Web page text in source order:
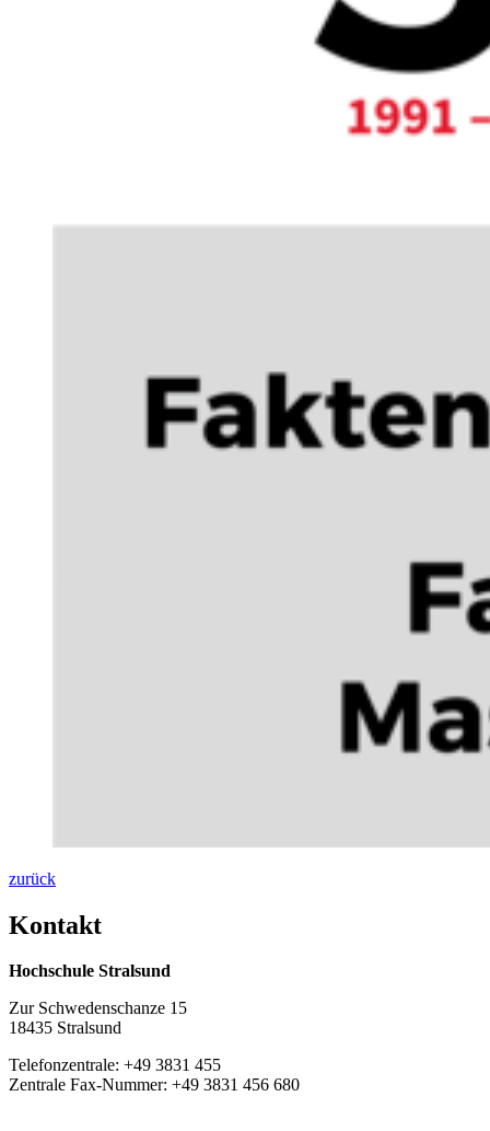
zurück
Kon­takt
Hochschule Stralsund
Zur Schwedenschanze 15
18435 Stralsund
Telefonzentrale: +49 3831 455
Zentrale Fax-Nummer: +49 3831 456 680